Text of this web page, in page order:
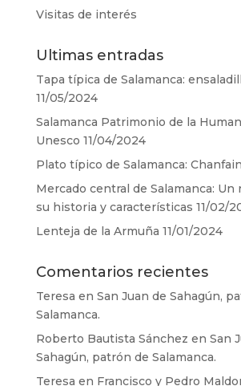
Visitas de interés
Ultimas entradas
Tapa típica de Salamanca:
11/05/2024
Salamanca Patrimonio de la
Unesco 11/04/2024
Plato típico de Salamanca:
Mercado central de Salamanca:
su historia y características 11/02/
Lenteja de la Armuña 11/01/2024
Comentarios recientes
Teresa en San Juan de Sahagún,
Salamanca.
Roberto Bautista Sánchez en San
Sahagún, patrón de Salamanca.
Teresa en Francisco y Pedro